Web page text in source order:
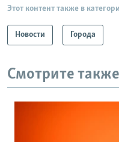
Этот контент также в
Новости Города
Смотрите также